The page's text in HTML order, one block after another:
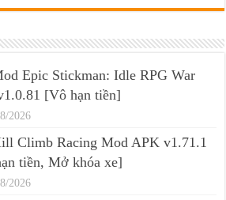
Epic Stickman: Idle RPG War
[Vô hạn tiền]
2026
Climb Racing Mod APK v1.71.1
tiền, Mở khóa xe]
2026